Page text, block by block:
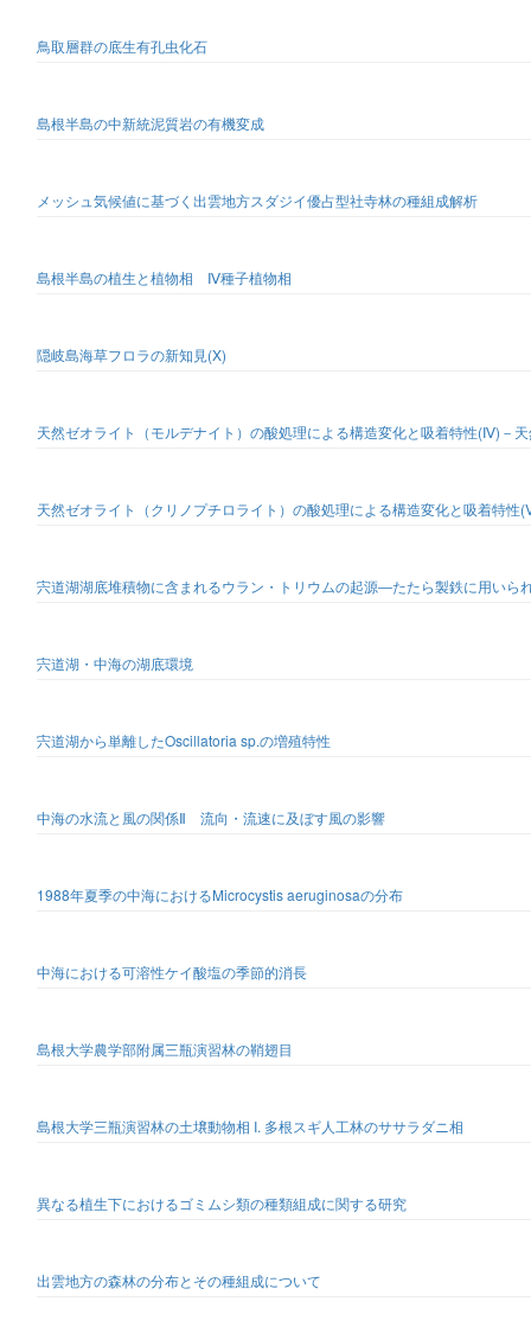
鳥取層群の底生有孔虫化石
島根半島の中新統泥質岩の有機変成
メッシュ気候値に基づく出雲地方スダジイ優占型社寺林の種組成解析
島根半島の植生と植物相 Ⅳ種子植物相
隠岐島海草フロラの新知見(X)
天然ゼオライト（モルデナイト）の酸処理による構造変化と吸着特性(Ⅳ)－
天然ゼオライト（クリノプチロライト）の酸処理による構造変化と吸着特
宍道湖湖底堆積物に含まれるウラン・トリウムの起源―たたら製鉄に用いら
宍道湖・中海の湖底環境
宍道湖から単離したOscillatoria sp.の増殖特性
中海の水流と風の関係Ⅱ 流向・流速に及ぼす風の影響
1988年夏季の中海におけるMicrocystis aeruginosaの分布
中海における可溶性ケイ酸塩の季節的消長
島根大学農学部附属三瓶演習林の鞘翅目
島根大学三瓶演習林の土壌動物相 I. 多根スギ人工林のササラダニ相
異なる植生下におけるゴミムシ類の種類組成に関する研究
出雲地方の森林の分布とその種組成について